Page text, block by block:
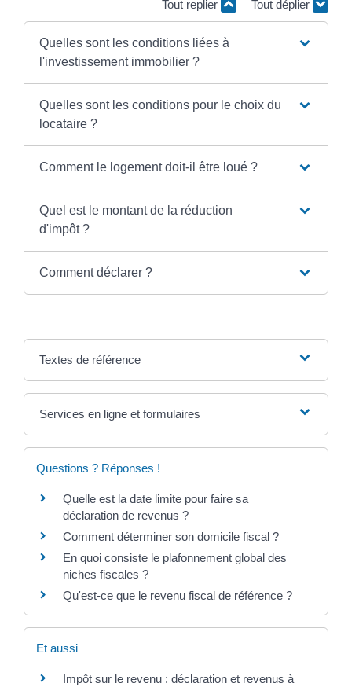
Tout replier Tout déplier
Quelles sont les conditions liées à
l'investissement immobilier ?
Quelles sont les conditions pour le choix du
locataire ?
Comment le logement doit-il être loué ?
Quel est le montant de la réduction
d'impôt ?
Comment déclarer ?
Textes de référence
Services en ligne et formulaires
Questions ? Réponses !
Quelle est la date limite pour faire sa
déclaration de revenus ?
Comment déterminer son domicile fiscal ?
En quoi consiste le plafonnement global des
niches fiscales ?
Qu'est-ce que le revenu fiscal de référence ?
Et aussi
Impôt sur le revenu : déclaration et revenus à